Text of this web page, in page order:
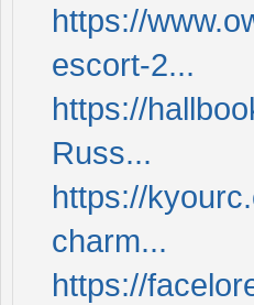
https://
escort-2...
https://
Russ...
https://
charm...
https://